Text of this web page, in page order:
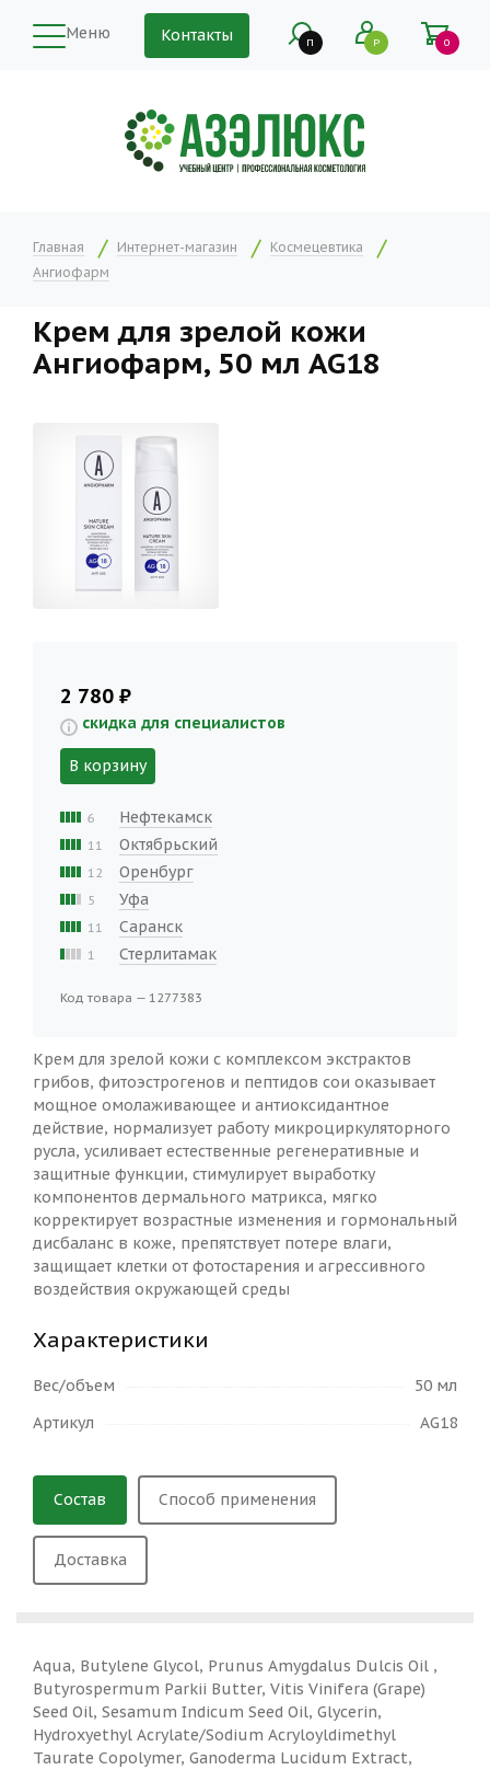
Меню Контакты П Р 0
Главная Интернет-магазин
Космецевтика
Ангиофарм
Крем для зрелой кожи
Ангиофарм, 50 мл AG18
Крем для зрелой кожи с комплексом экстрактов
грибов, фитоэстрогенов и пептидов сои оказывает
мощное омолаживающее и антиоксидантное
действие, нормализует работу микроциркуляторного
русла, усиливает естественные регенеративные и
защитные функции, стимулирует выработку
компонентов дермального матрикса, мягко
корректирует возрастные изменения и гормональный
дисбаланс в коже, препятствует потере влаги,
защищает клетки от фотостарения и агрессивного
воздействия окружающей среды
Характеристики
Вес/объем
50 мл
Артикул
AG18
2 780 ₽
скидка для специалистов
В корзину
6 Нефтекамск
11 Октябрьский
12 Оренбург
5 Уфа
11 Саранск
1 Стерлитамак
Код товара — 1277383
Состав Способ применения
Доставка
Aqua, Butylene Glycol, Prunus Amygdalus Dulcis Oil ,
Butyrospermum Parkii Butter, Vitis Vinifera (Grape)
Seed Oil, Sesamum Indicum Seed Oil, Glycerin,
Hydroxyethyl Acrylate/Sodium Acryloyldimethyl
Taurate Copolymer, Ganoderma Lucidum Extract,